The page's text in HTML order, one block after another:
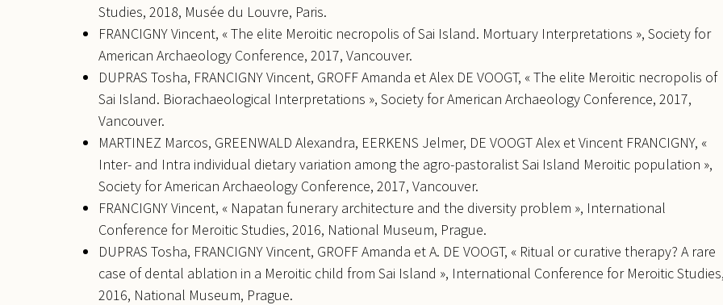
Studies, 2018, Musée du Louvre, Paris.
FRANCIGNY Vincent, « The elite Meroitic necropolis of Sai Island. Mortuary Interpretations », Society for
American Archaeology Conference, 2017, Vancouver.
DUPRAS Tosha, FRANCIGNY Vincent, GROFF Amanda et Alex DE VOOGT, « The elite Meroitic necropolis of
Sai Island. Biorachaeological Interpretations », Society for American Archaeology Conference, 2017,
Vancouver.
MARTINEZ Marcos, GREENWALD Alexandra, EERKENS Jelmer, DE VOOGT Alex et Vincent FRANCIGNY, «
Inter- and Intra individual dietary variation among the agro-pastoralist Sai Island Meroitic population »,
Society for American Archaeology Conference, 2017, Vancouver.
FRANCIGNY Vincent, « Napatan funerary architecture and the diversity problem », International
Conference for Meroitic Studies, 2016, National Museum, Prague.
DUPRAS Tosha, FRANCIGNY Vincent, GROFF Amanda et A. DE VOOGT, « Ritual or curative therapy? A rare
case of dental ablation in a Meroitic child from Sai Island », International Conference for Meroitic
2016, National Museum, Prague.